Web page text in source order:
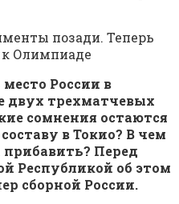
России в
двух трехматчевых
сомнения остаются
в Токио? В чем
Перед
Республикой об этом
сборной России.